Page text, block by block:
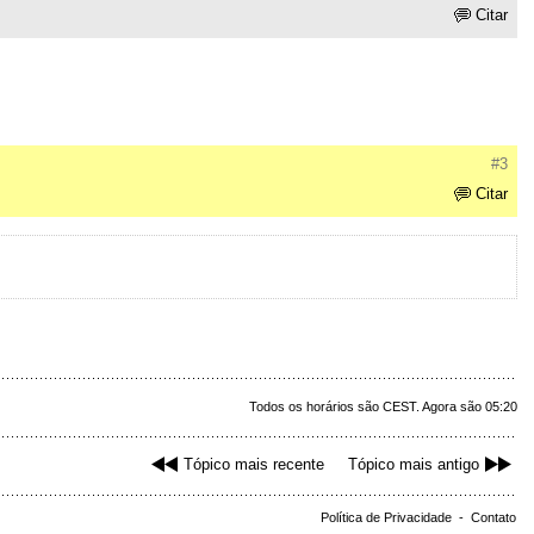
Citar
#3
Citar
Todos os horários são CEST. Agora são 05:20
Tópico mais recente Tópico mais antigo
Política de Privacidade - Contato